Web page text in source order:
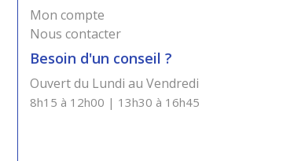
Mon compte
Nous contacter
Besoin d'un conseil ?
Ouvert du Lundi au Vendredi
8h15 à 12h00 | 13h30 à 16h45